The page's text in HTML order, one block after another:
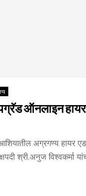
ऑनलाइन
अग्रगण्य
श्री.अनुज विश्वकर्मा